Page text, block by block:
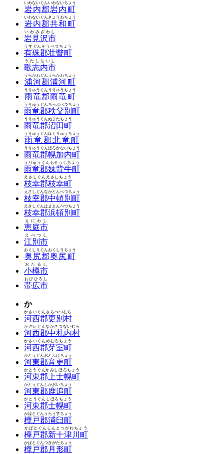
岩内郡岩内町
いわないぐんいわないちょう
岩内郡共和町
いわないぐんきょうわちょう
岩見沢市
いわみざわし
有珠郡壮瞥町
うすぐんそうべつちょう
歌志内市
うたしないし
浦河郡浦河町
うらかわぐんうらかわちょう
雨竜郡雨竜町
うりゅうぐんうりゅうちょう
雨竜郡秩父別町
うりゅうぐんちっぷべつちょう
雨竜郡沼田町
うりゅうぐんぬまたちょう
雨竜郡北竜町
うりゅうぐんほくりゅうちょう
雨竜郡幌加内町
うりゅうぐんほろかないちょう
雨竜郡妹背牛町
うりゅうぐんもせうしちょう
枝幸郡枝幸町
えさしぐんえさしちょう
枝幸郡中頓別町
えさしぐんなかとんべつちょう
枝幸郡浜頓別町
えさしぐんはまとんべつちょう
恵庭市
えにわし
江別市
えべつし
奥尻郡奥尻町
おくしりぐんおくしりちょう
小樽市
おたるし
帯広市
おびひろし
か
河西郡更別村
かさいぐんさらべつむら
河西郡中札内村
かさいぐんなかさつないむら
河西郡芽室町
かさいぐんめむろちょう
河東郡音更町
かとうぐんおとふけちょう
河東郡上士幌町
かとうぐんかみしほろちょう
河東郡鹿追町
かとうぐんしかおいちょう
河東郡士幌町
かとうぐんしほろちょう
樺戸郡浦臼町
かばとぐんうらうすちょう
樺戸郡新十津川町
かばとぐんしんとつかわちょう
樺戸郡月形町
かばとぐんつきがたちょう